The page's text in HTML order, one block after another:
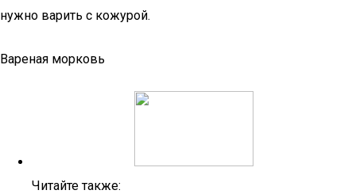
нужно варить с кожурой.
Вареная морковь
Читайте также: